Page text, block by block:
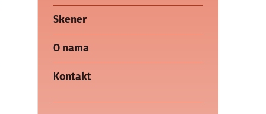
Skener
O nama
Kontakt